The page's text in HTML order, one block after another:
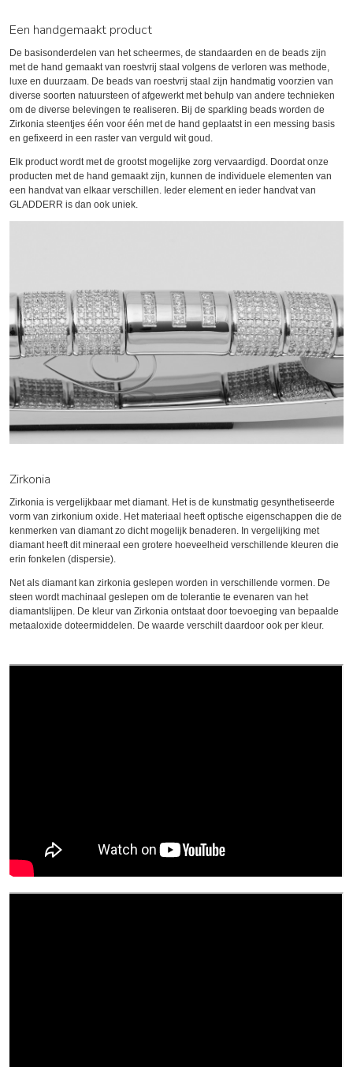
Een handgemaakt product
De basisonderdelen van het scheermes, de standaarden en de beads zijn
met de hand gemaakt van roestvrij staal volgens de verloren was methode,
luxe en duurzaam. De beads van roestvrij staal zijn handmatig voorzien van
diverse soorten natuursteen of afgewerkt met behulp van andere technieken
om de diverse belevingen te realiseren. Bij de sparkling beads worden de
Zirkonia steentjes één voor één met de hand geplaatst in een messing basis
en gefixeerd in een raster van verguld wit goud.
Elk product wordt met de grootst mogelijke zorg vervaardigd. Doordat onze
producten met de hand gemaakt zijn, kunnen de individuele elementen van
een handvat van elkaar verschillen. Ieder element en ieder handvat van
GLADDERR is dan ook uniek.
Zirkonia
Zirkonia is vergelijkbaar met diamant. Het is de kunstmatig gesynthetiseerde
vorm van zirkonium oxide. Het materiaal heeft optische eigenschappen die de
kenmerken van diamant zo dicht mogelijk benaderen. In vergelijking met
diamant heeft dit mineraal een grotere hoeveelheid verschillende kleuren die
erin fonkelen (dispersie).
Net als diamant kan zirkonia geslepen worden in verschillende vormen. De
steen wordt machinaal geslepen om de tolerantie te evenaren van het
diamantslijpen. De kleur van Zirkonia ontstaat door toevoeging van bepaalde
metaaloxide doteermiddelen. De waarde verschilt daardoor ook per kleur.